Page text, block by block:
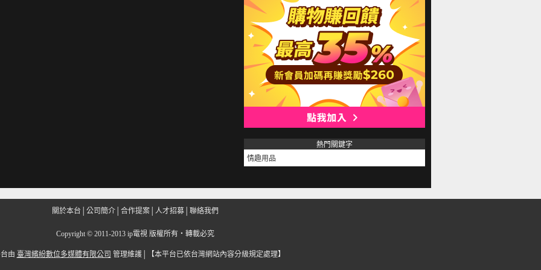
熱門關鍵字
情趣用品
關於本台 公司簡介 合作提案 人才招募 聯絡我們
Copyright © 2011-2013 ip電視 版權所有‧轉載必究
由 臺灣繽紛數位多媒體有限公司 管理維護│ 【本平台已依台灣網站內容分級規定處理】